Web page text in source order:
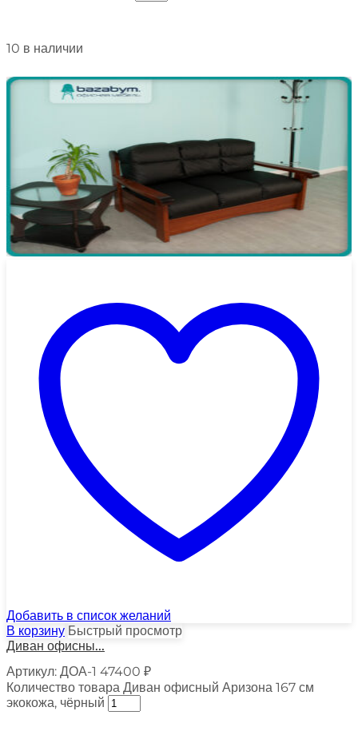
10 в наличии
Добавить в список желаний
В корзину Быстрый просмотр
Диван офисны...
Артикул: ДОА-1 47400 ₽
Количество товара Диван офисный Аризона 167 см
экокожа, чёрный